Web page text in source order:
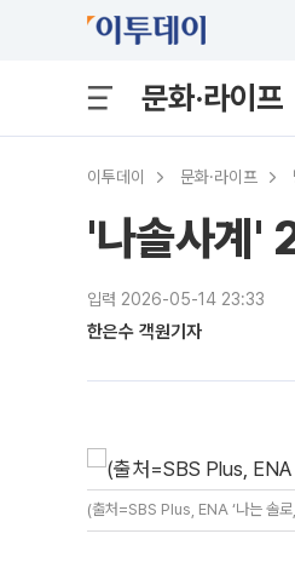
문화·라이프
이투데이 문화·라이프
'나솔사계'
입력 2026-05-14 23:33
한은수 객원기자
(출처=SBS Plus, ENA ‘나는 솔로